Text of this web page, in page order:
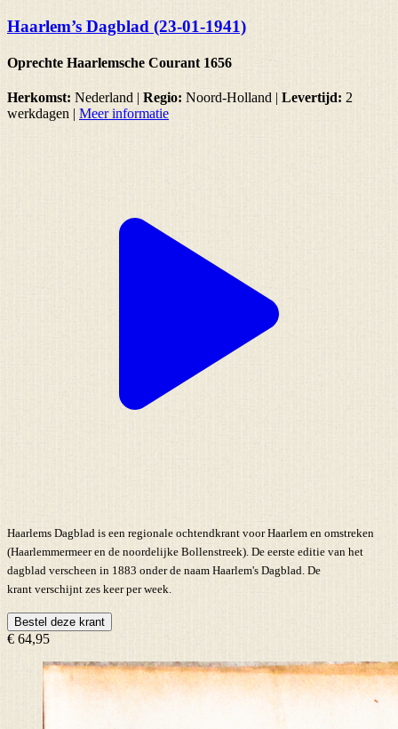
Haarlem’s Dagblad (23-01-1941)
Oprechte Haarlemsche Courant 1656
Herkomst: Nederland | Regio: Noord-Holland | Levertijd: 2
werkdagen | Meer informatie
Haarlems Dagblad is een regionale ochtendkrant voor Haarlem en omstreken
(Haarlemmermeer en de noordelijke Bollenstreek). De eerste editie van het
dagblad verscheen in 1883 onder de naam Haarlem's Dagblad. De
krant verschijnt zes keer per week.
Bestel deze krant
€ 64,95